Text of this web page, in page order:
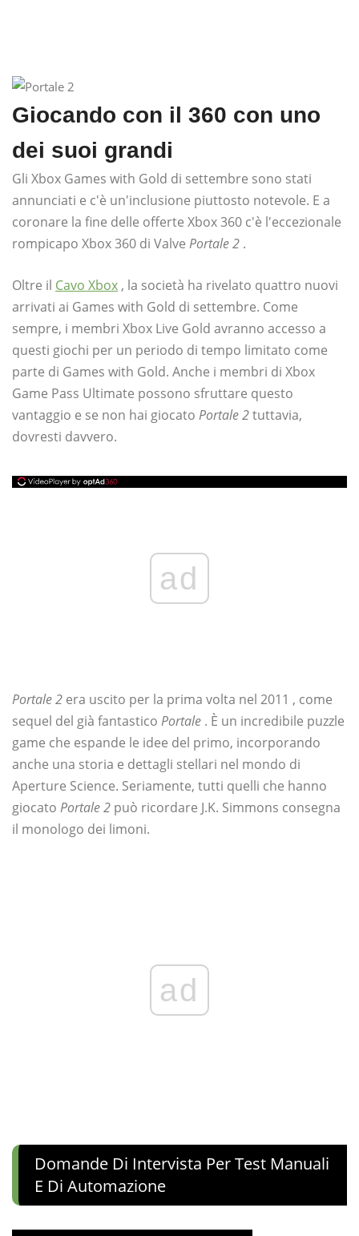
Giocando con il 360 con uno
dei suoi grandi
Gli Xbox Games with Gold di settembre sono stati
annunciati e c'è un'inclusione piuttosto notevole. E a
coronare la fine delle offerte Xbox 360 c'è l'eccezionale
rompicapo Xbox 360 di Valve Portale 2 .
Oltre il Cavo Xbox , la società ha rivelato quattro nuovi
arrivati ​​ai Games with Gold di settembre. Come
sempre, i membri Xbox Live Gold avranno accesso a
questi giochi per un periodo di tempo limitato come
parte di Games with Gold. Anche i membri di Xbox
Game Pass Ultimate possono sfruttare questo
vantaggio e se non hai giocato Portale 2tuttavia,
dovresti davvero.
ad
Portale 2 era uscito per la prima volta nel 2011 , come
sequel del già fantastico Portale . È un incredibile puzzle
game che espande le idee del primo, incorporando
anche una storia e dettagli stellari nel mondo di
Aperture Science. Seriamente, tutti quelli che hanno
giocato Portale 2 può ricordare J.K. Simmons consegna
il monologo dei limoni.
ad
Domande Di Intervista Per Test Manuali
E Di Automazione